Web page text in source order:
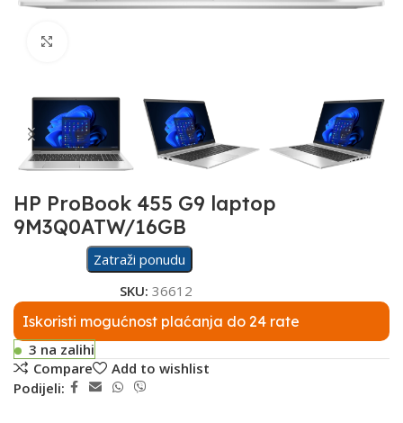
HP ProBook 455 G9 laptop
9M3Q0ATW/16GB
Zatraži ponudu
SKU: 36612
Iskoristi mogućnost plaćanja do 24 rate
3 na zalihi
Compare
Add to wishlist
Podijeli: